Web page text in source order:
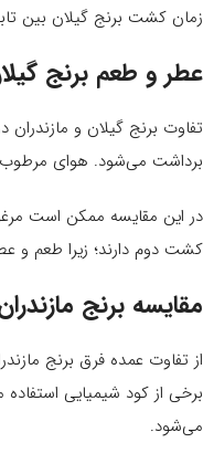
زمان کشت برنج گیلان بین
عطر و طعم برنج
تفاوت برنج گیلان و
برداشت می‌شود. هوای مرطوب
در این مقایسه ممکن است
کشت دوم دارند؛ زیرا طعم و
مقایسه برنج
از تفاوت عمده فرق برنج
برخی از کود شیمیایی
می‌شود.